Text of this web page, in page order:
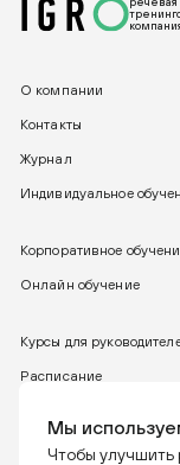
Мы
Чтобы улучшить
О компании
Контакты
Журнал
Индивидуальное
Корпоративное
Онлайн обучение
Курсы для
Расписание